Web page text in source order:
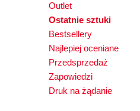
Outlet
Ostatnie sztuki
Bestsellery
Najlepiej oceniane
Przedsprzedaż
Zapowiedzi
Druk na żądanie